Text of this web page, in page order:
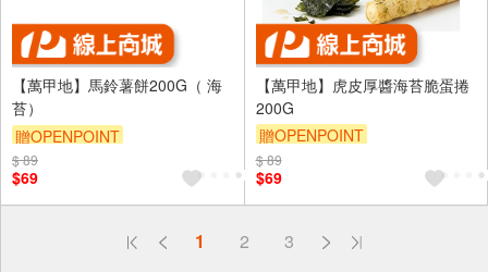
【萬甲地】馬鈴薯餅200G（ 海
苔）
贈OPENPOINT
$ 89
$69
【萬甲地】虎皮厚醬海苔脆蛋捲
200G
贈OPENPOINT
$ 89
$69
1 2 3
偏遠地區配送